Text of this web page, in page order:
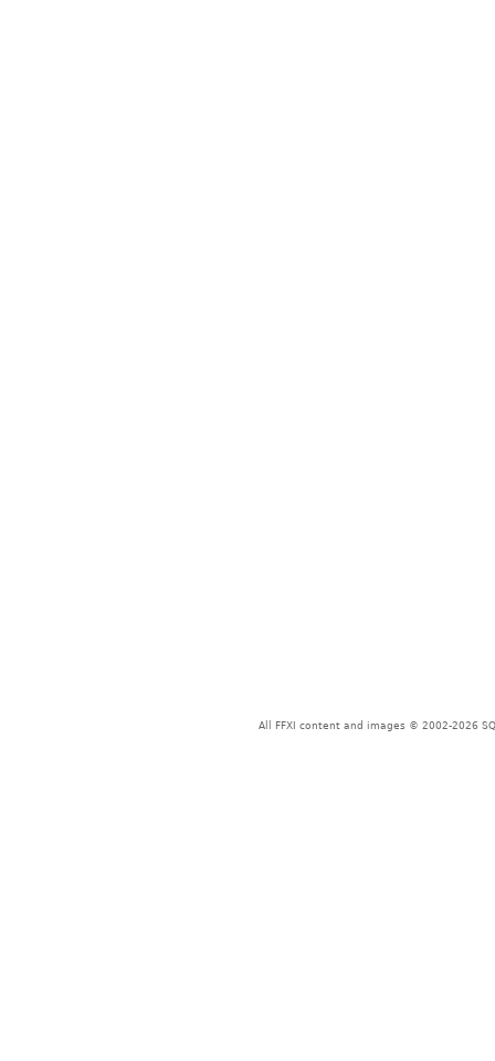
All FFXI content and images © 2002-2026